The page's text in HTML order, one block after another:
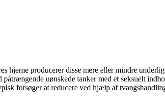
hjerne producerer disse mere eller mindre
uønskede tanker med et seksuelt
forsøger at reducere ved hjælp af